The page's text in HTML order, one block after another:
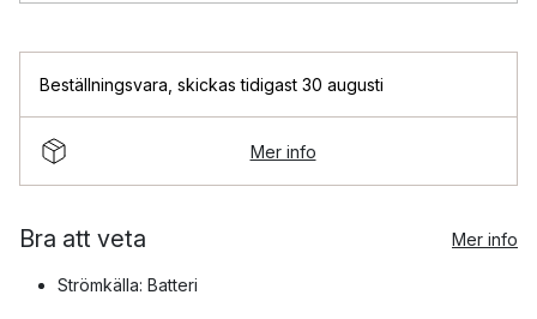
Beställningsvara skickas tidigast 30 augusti
Mer info
Bra att veta Mer info
Strömkälla: Batteri